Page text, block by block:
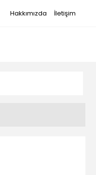
Hakkımızda İletişim